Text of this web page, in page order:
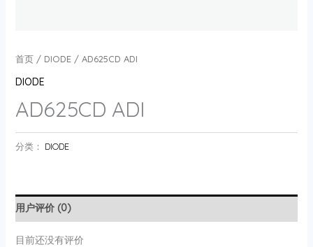
首页/ DIODE/ AD625CD ADI
DIODE
AD625CD ADI
分类： DIODE
用户评价 (0)
目前还没有评价